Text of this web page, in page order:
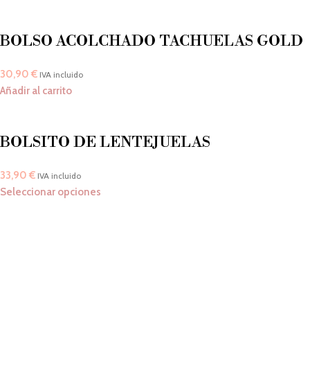
BOLSO ACOLCHADO TACHUELAS GOLD
30,90 € IVA incluido
Añadir al carrito
BOLSITO DE LENTEJUELAS
33,90 € IVA incluido
Seleccionar opciones